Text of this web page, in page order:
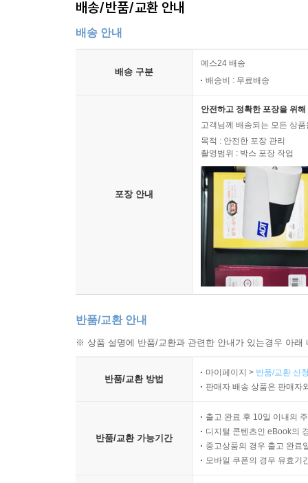
배송/반품/교환 안내
배송 안내
배송 구분
예스24 배송
배송비 : 무료배송
포장 안내
안전하고 정확한 포장을 위
고객님께 배송되는 모든 상
목적 : 안전한 포장 관리
촬영범위 : 박스 포장 작업
반품/교환 안내
※ 상품 설명에 반품/교환과 관련한 안내가 있는경우 아
반품/교환 방법
마이페이지 > 반품/교환 신
판매자 배송 상품은 판매자
반품/교환 가능기간
출고 완료 후 10일 이내의
디지털 콘텐츠인 eBook의
중고상품의 경우 출고 완료
모바일 쿠폰의 경우 유효기